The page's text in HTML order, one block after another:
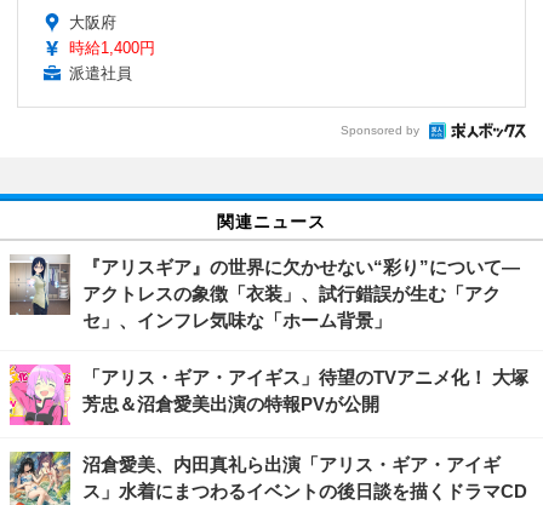
大阪府
時給1,400円
派遣社員
Sponsored by
関連ニュース
『アリスギア』の世界に欠かせない“彩り”について―
アクトレスの象徴「衣装」、試行錯誤が生む「アク
セ」、インフレ気味な「ホーム背景」
「アリス・ギア・アイギス」待望のTVアニメ化！ 大塚
芳忠＆沼倉愛美出演の特報PVが公開
沼倉愛美、内田真礼ら出演「アリス・ギア・アイギ
ス」水着にまつわるイベントの後日談を描くドラマCD